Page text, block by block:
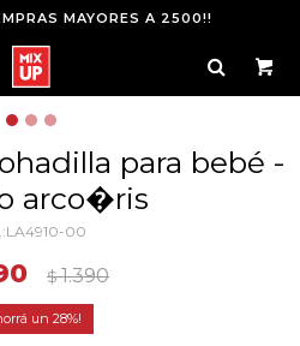
MAYORES A 2500!!
para bebé -
arco�ris
LA4910-00
$ 1.390
28